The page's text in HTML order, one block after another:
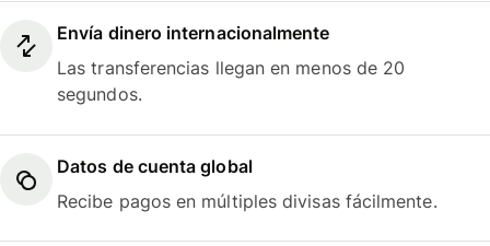
Envía dinero internacionalmente
Las transferencias llegan en menos de 20
segundos.
Datos de cuenta global
Recibe pagos en múltiples divisas fácilmente.